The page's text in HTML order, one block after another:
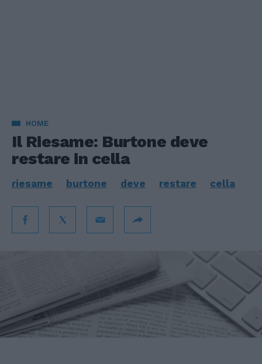
HOME
Il Riesame: Burtone deve
restare in cella
riesame burtone deve restare cella